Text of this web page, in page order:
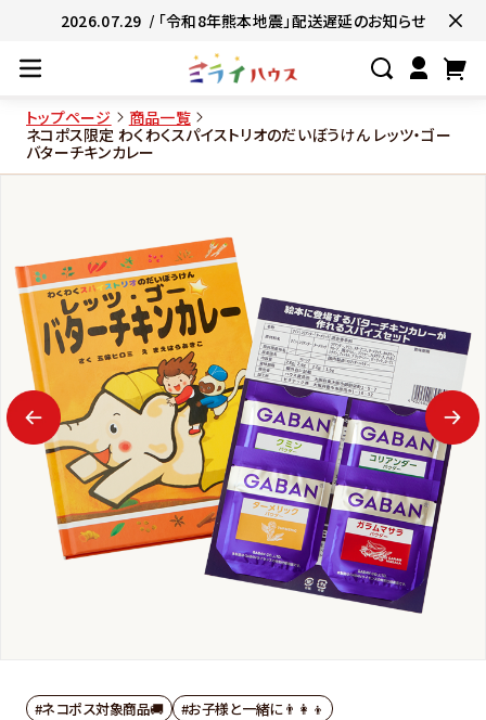
2026.07.29 / 「令和8年熊本地震」配送遅延のお知らせ
トップページ
商品一覧
ネコポス限定 わくわくスパイストリオのだいぼうけん レッツ・ゴー
バターチキンカレー
#ネコポス対象商品🚚 #お子様と一緒に👨‍👩‍👦